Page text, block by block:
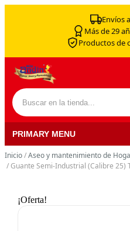
Envíos
Más de 29
Productos de
Buscar por:
PRIMARY MENU
Inicio/Aseo y mantenimiento de
/ Guante Semi-Industrial (Calibre 25)
¡Oferta!